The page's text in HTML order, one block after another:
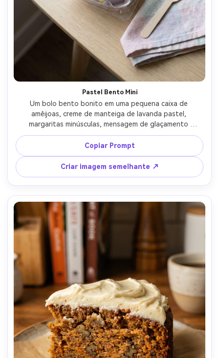
Pastel Bento Mini
Um bolo bento bonito em uma pequena caixa de
amêijoas, creme de manteiga de lavanda pastel,
margaritas minúsculas, mensagem de glaçamento
manuscrita, colher em miniatura e guardanapo ao lado,
mesa brilhante limpa, luz de janela macia, disparada em
Sony A7C, lente de 35 mm, f/2.0, plano de cima para
baixo, estética social fotorealista e moderna-AR 4:5
Copiar Prompt
Criar imagem semelhante ↗